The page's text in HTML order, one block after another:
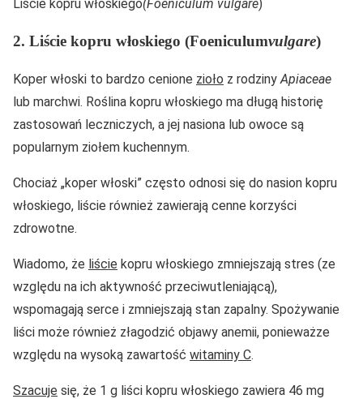
Liście kopru włoskiego(Foeniculum vulgare)
2. Liście kopru włoskiego (Foeniculumvulgare)
Koper włoski to bardzo cenione zioło z rodzinyApiaceae
lub marchwi. Roślina kopru włoskiego ma długą historię
zastosowań leczniczych, a jej nasiona lub owoce są
popularnym ziołem kuchennym.
Chociaż „koper włoski” często odnosi się do nasion kopru
włoskiego, liście również zawierają cenne korzyści
zdrowotne.
Wiadomo, że liście kopru włoskiego zmniejszają stres (ze
względu na ich aktywność przeciwutleniającą),
wspomagają serce i zmniejszają stan zapalny. Spożywanie
liści może również złagodzić objawy anemii, ponieważze
względu na wysoką zawartość witaminy C.
Szacuje się, że 1 g liści kopru włoskiego zawiera 46 mg